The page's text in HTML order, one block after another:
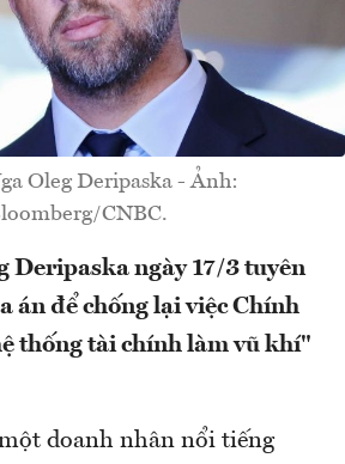
Oleg Deripaska - Ảnh:
CNBC.
Deripaska ngày 17/3 tuyên
án để chống lại việc Chính
thống tài chính làm vũ khí"
doanh nhân nổi tiếng